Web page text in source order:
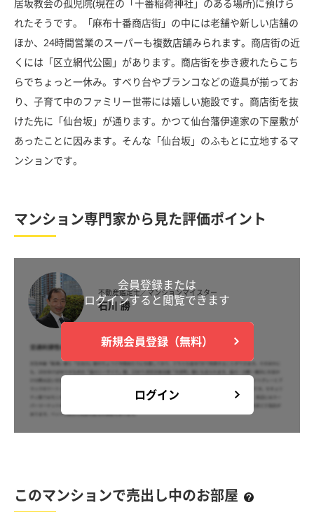
居坂教会の孤児院(現在の「十番稲荷神社」のある場所)に預けら
れたそうです。「麻布十番商店街」の中には老舗や新しい店舗の
ほか、24時間営業のスーパーも複数店舗みられます。商店街の近
くには「区立網代公園」があります。商店街を歩き疲れたらこち
らでちょっと一休み。すべり台やブランコなどの遊具が揃ってお
り、子育て中のファミリー世帯には嬉しい施設です。商店街を抜
けた先に「仙台坂」が通ります。かつて仙台藩伊達家の下屋敷が
あったことに因みます。そんな「仙台坂」のふもとに立地するマ
ンションです。
マンション専門家から見た評価ポイント
不動産鑑定士／マンションマイスター
石川 勝
会員登録または
ログインすると閲覧できます
新規会員登録（無料）
ログイン
このマンションで売出し中のお部屋